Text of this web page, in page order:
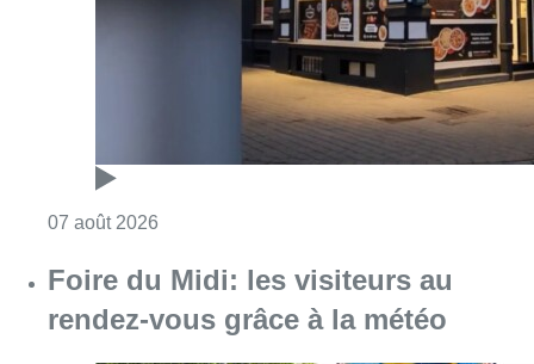
07 août 2026
Foire du Midi: les visiteurs au
rendez-vous grâce à la météo